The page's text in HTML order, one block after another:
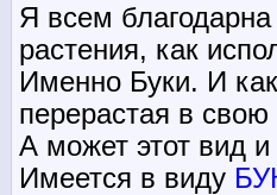
Я всем
растения, как
Именно Буки. И
перерастая в
А может этот вид
Имеется в виду